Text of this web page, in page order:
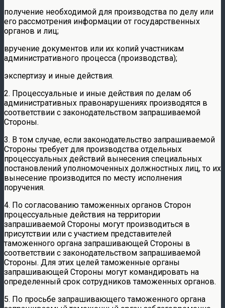
получение необходимой для производства по делу или
его рассмотрения информации от государственных
органов и лиц;
вручение документов или их копий участникам
административного процесса (производства);
экспертизу и иные действия.
2. Процессуальные и иные действия по делам об
административных правонарушениях производятся в
соответствии с законодательством запрашиваемой
Стороны.
3. В том случае, если законодательство запрашиваемой
Стороны требует для производства отдельных
процессуальных действий вынесения специальных
постановлений уполномоченных должностных лиц, то их
вынесение производится по месту исполнения
поручения.
4. По согласованию таможенных органов Сторон
процессуальные действия на территории
запрашиваемой Стороны могут производиться в
присутствии или с участием представителей
таможенного органа запрашивающей Стороны в
соответствии с законодательством запрашиваемой
Стороны. Для этих целей таможенные органы
запрашивающей Стороны могут командировать на
определенный срок сотрудников таможенных органов.
5. По просьбе запрашивающего таможенного органа